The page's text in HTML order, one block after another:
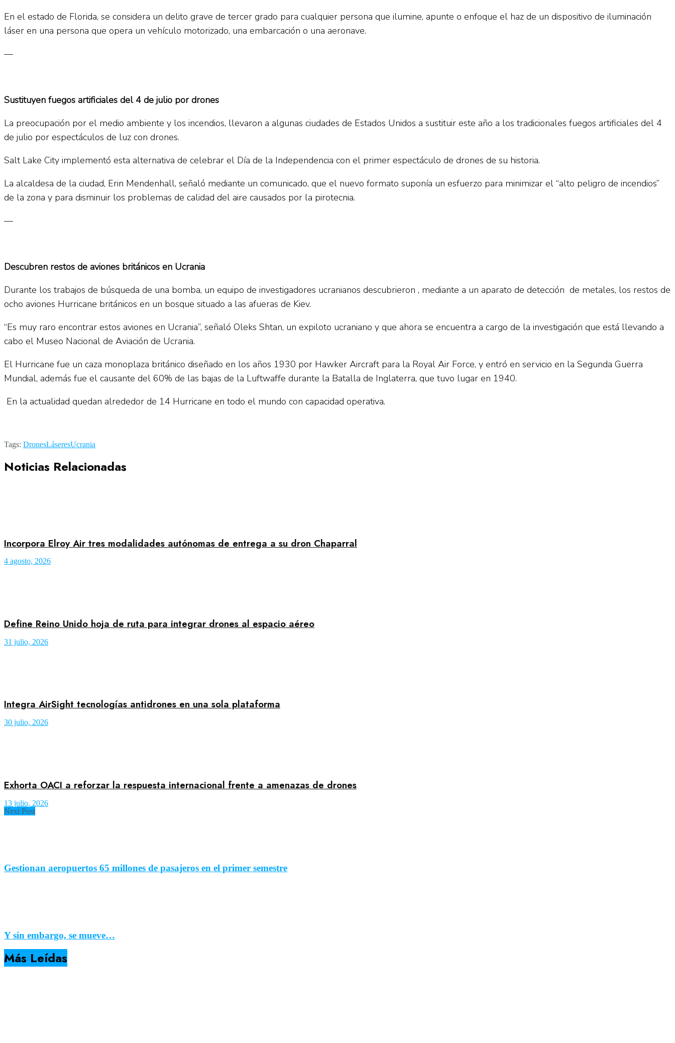
En el estado de Florida, se considera un delito grave de tercer grado para cualquier persona que ilumine, apunte o enfoque el haz de un dispositivo de iluminación
láser en una persona que opera un vehículo motorizado, una embarcación o una aeronave.
—
Sustituyen fuegos artificiales del 4 de julio por drones
La preocupación por el medio ambiente y los incendios, llevaron a algunas ciudades de Estados Unidos a sustituir este año a los tradicionales fuegos artificiales del 4
de julio por espectáculos de luz con drones.
Salt Lake City implementó esta alternativa de celebrar el Día de la Independencia con el primer espectáculo de drones de su historia.
La alcaldesa de la ciudad, Erin Mendenhall, señaló mediante un comunicado, que el nuevo formato suponía un esfuerzo para minimizar el “alto peligro de incendios”
de la zona y para disminuir los problemas de calidad del aire causados por la pirotecnia.
—
Descubren restos de aviones británicos en Ucrania
Durante los trabajos de búsqueda de una bomba, un equipo de investigadores ucranianos descubrieron , mediante a un aparato de detección de metales, los restos de
ocho aviones Hurricane británicos en un bosque situado a las afueras de Kiev.
“Es muy raro encontrar estos aviones en Ucrania”, señaló Oleks Shtan, un expiloto ucraniano y que ahora se encuentra a cargo de la investigación que está llevando a
cabo el Museo Nacional de Aviación de Ucrania.
El Hurricane fue un caza monoplaza británico diseñado en los años 1930 por Hawker Aircraft para la Royal Air Force, y entró en servicio en la Segunda Guerra
Mundial, además fue el causante del 60% de las bajas de la Luftwaffe durante la Batalla de Inglaterra, que tuvo lugar en 1940.
En la actualidad quedan alrededor de 14 Hurricane en todo el mundo con capacidad operativa.
Tags: DronesLáseresUcrania
Noticias Relacionadas
Incorpora Elroy Air tres modalidades autónomas de entrega a su dron Chaparral
4 agosto, 2026
Define Reino Unido hoja de ruta para integrar drones al espacio aéreo
31 julio, 2026
Integra AirSight tecnologías antidrones en una sola plataforma
30 julio, 2026
Exhorta OACI a reforzar la respuesta internacional frente a amenazas de drones
13 julio, 2026
Next Post
Gestionan aeropuertos 65 millones de pasajeros en el primer semestre
Y sin embargo, se mueve…
Más Leídas